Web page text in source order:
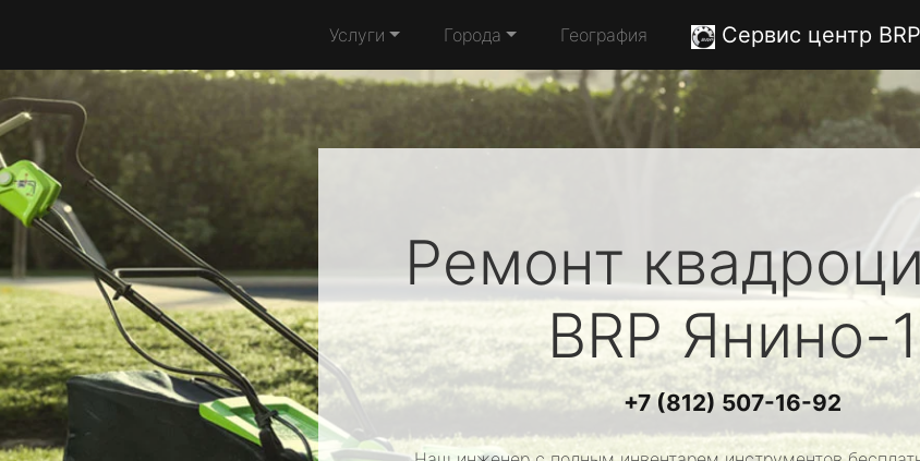
Услуги Города География Сервис центр BRP
Ремонт
BRPЯнино-1
+7 (812) 507-16-92